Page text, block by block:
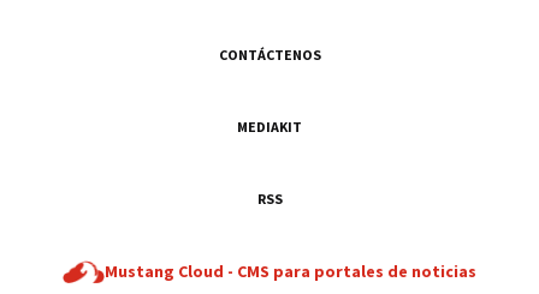
CONTÁCTENOS
MEDIAKIT
RSS
Mustang Cloud - CMS para portales de noticias